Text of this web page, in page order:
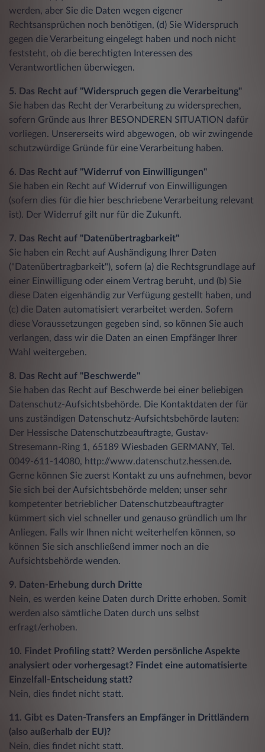
werden, aber Sie die Daten wegen eigener
Rechtsansprüchen noch benötigen, (d) Sie Widerspruch
gegen die Verarbeitung eingelegt haben und noch nicht
feststeht, ob die berechtigten Interessen des
Verantwortlichen überwiegen.
5. Das Recht auf "Widerspruch gegen die Verarbeitung"
Sie haben das Recht der Verarbeitung zu widersprechen,
sofern Gründe aus Ihrer BESONDEREN SITUATION dafür
vorliegen. Unsererseits wird abgewogen, ob wir zwingende
schutzwürdige Gründe für eine Verarbeitung haben.
6. Das Recht auf "Widerruf von Einwilligungen"
Sie haben ein Recht auf Widerruf von Einwilligungen
(sofern dies für die hier beschriebene Verarbeitung relevant
ist). Der Widerruf gilt nur für die Zukunft.
7. Das Recht auf "Datenübertragbarkeit"
Sie haben ein Recht auf Aushändigung Ihrer Daten
("Datenübertragbarkeit"), sofern (a) die Rechtsgrundlage auf
einer Einwilligung oder einem Vertrag beruht, und (b) Sie
diese Daten eigenhändig zur Verfügung gestellt haben, und
(c) die Daten automatisiert verarbeitet werden. Sofern
diese Voraussetzungen gegeben sind, so können Sie auch
verlangen, dass wir die Daten an einen Empfänger Ihrer
Wahl weitergeben.
8. Das Recht auf "Beschwerde"
Sie haben das Recht auf Beschwerde bei einer beliebigen
Datenschutz-Aufsichtsbehörde. Die Kontaktdaten der für
uns zuständigen Datenschutz-Aufsichtsbehörde lauten:
Der Hessische Datenschutzbeauftragte, Gustav-
Stresemann-Ring 1, 65189 Wiesbaden GERMANY, Tel.
0049-611-14080, http://www.datenschutz.hessen.de.
Gerne können Sie zuerst Kontakt zu uns aufnehmen, bevor
Sie sich bei der Aufsichtsbehörde melden; unser sehr
kompetenter betrieblicher Datenschutzbeauftragter
kümmert sich viel schneller und genauso gründlich um Ihr
Anliegen. Falls wir Ihnen nicht weiterhelfen können, so
können Sie sich anschließend immer noch an die
Aufsichtsbehörde wenden.
9. Daten-Erhebung durch Dritte
Nein, es werden keine Daten durch Dritte erhoben. Somit
werden also sämtliche Daten durch uns selbst
erfragt/erhoben.
10. Findet Profiling statt? Werden persönliche Aspekte
analysiert oder vorhergesagt? Findet eine automatisierte
Einzelfall-Entscheidung statt?
Nein, dies findet nicht statt.
11. Gibt es Daten-Transfers an Empfänger in Drittländern
(also außerhalb der EU)?
Nein, dies findet nicht statt.